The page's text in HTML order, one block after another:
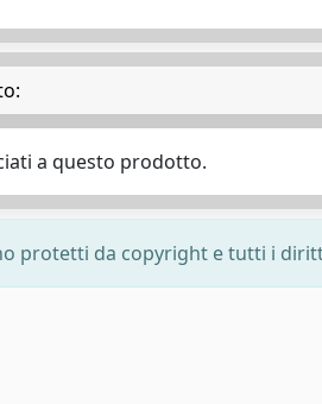
a questo prodotto.
protetti da copyright e tutti i